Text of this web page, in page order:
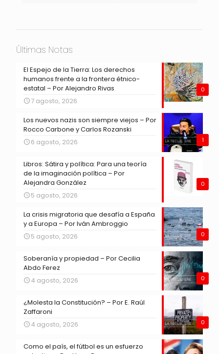
Últimas Notas
0
El Espejo de la Tierra: Los derechos
humanos frente a la frontera étnico-
estatal – Por Alejandro Rivas
7 agosto, 2026
1
Los nuevos nazis son siempre viejos – Por
Rocco Carbone y Carlos Rozanski
6 agosto, 2026
0
Libros: Sátira y política: Para una teoría
de la imaginación política – Por
Alejandra González
5 agosto, 2026
0
La crisis migratoria que desafía a España
y a Europa – Por Iván Ambroggio
5 agosto, 2026
0
Soberanía y propiedad – Por Cecilia
Abdo Ferez
4 agosto, 2026
0
¿Molesta la Constitución? – Por E. Raúl
Zaffaroni
4 agosto, 2026
Como el país, el fútbol es un esfuerzo